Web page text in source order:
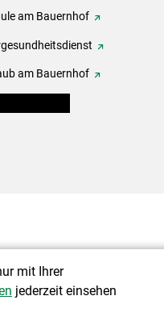
am Bauernhof
am Bauernhof
mit Ihrer
jederzeit einsehen